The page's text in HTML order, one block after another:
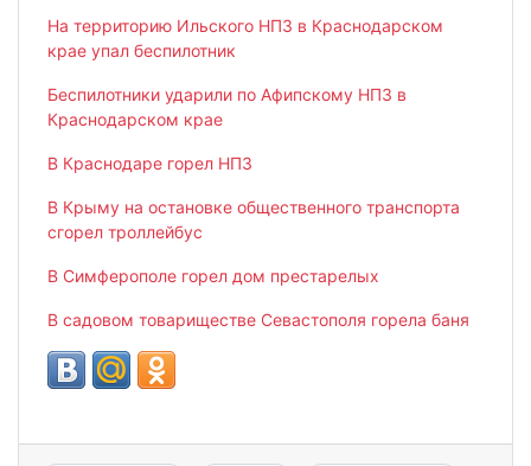
На территорию Ильского НПЗ в Краснодарском
крае упал беспилотник
Беспилотники ударили по Афипскому НПЗ в
Краснодарском крае
В Краснодаре горел НПЗ
В Крыму на остановке общественного транспорта
сгорел троллейбус
В Симферополе горел дом престарелых
В садовом товариществе Севастополя горела баня